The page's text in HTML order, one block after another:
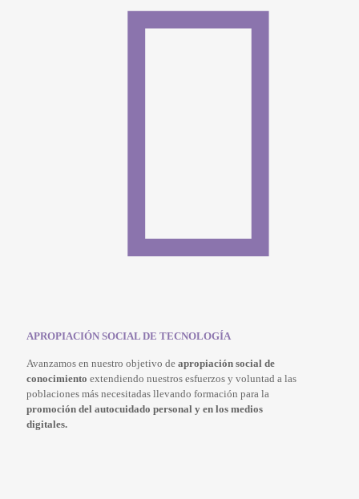
APROPIACIÓN SOCIAL DE TECNOLOGÍA
Avanzamos en nuestro objetivo de apropiación social de
conocimiento extendiendo nuestros esfuerzos y voluntad a las
poblaciones más necesitadas llevando formación para la
promoción del autocuidado personal y en los medios
digitales.